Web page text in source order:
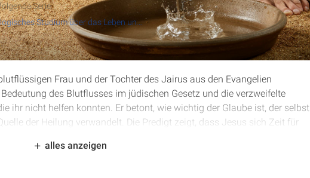
Serie:
Der Ersehnte – Ein chronologisches Studium über das Leben und Wirken von Jesus Christus
Frau und der Tochter des Jairus aus den Evangelien
des Blutflusses im jüdischen Gesetz und die verzweifelte
ihr nicht helfen konnten. Er betont, wie wichtig der Glaube ist, der selbst
der Heilung verwandelt. Die Predigt zeigt, dass Jesus sich Zeit für
alles anzeigen